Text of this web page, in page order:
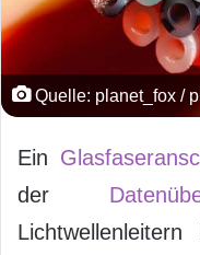
Quelle: planet_fox /
Ein
der